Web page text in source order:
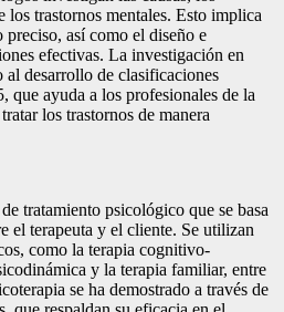
los trastornos mentales. Esto implica
así como el diseño e
efectivas. La investigación en
desarrollo de clasificaciones
que ayuda a los profesionales de la
los trastornos de manera
tratamiento psicológico que se basa
el terapeuta y el cliente. Se utilizan
como la terapia cognitivo-
y la terapia familiar, entre
se ha demostrado a través de